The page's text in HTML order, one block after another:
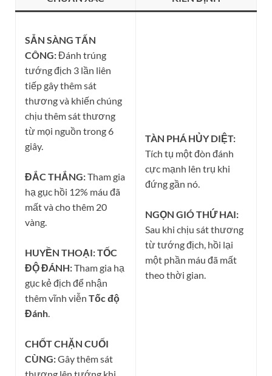
SẴN SÀNG TẤN
CÔNG:Đánh trúng
tướng địch 3 lần liên
tiếp gây thêm sát
thương và khiến chúng
chịu thêm sát thương
từ mọi nguồn trong 6
giây.
ĐẮC THẮNG:Tham gia
hạ gục hồi 12% máu đã
mất và cho thêm 20
vàng.
HUYỀN THOẠI: TỐC
ĐỘ ĐÁNH:Tham gia hạ
gục kẻ địch để nhận
thêm vĩnh viễn Tốc độ
Đánh.
CHỐT CHẶN CUỐI
CÙNG:Gây thêm sát
TÀN PHÁ HỦY DIỆT:
Tích tụ một đòn đánh
cực mạnh lên trụ khi
đứng gần nó.
NGỌN GIÓ THỨ HAI:
Sau khi chịu sát thương
từ tướng địch, hồi lại
một phần máu đã mất
theo thời gian.